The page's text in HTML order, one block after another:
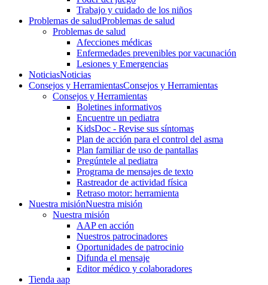
Trabajo y cuidado de los niños
Problemas de saludProblemas de salud
Problemas de salud
Afecciones médicas
Enfermedades prevenibles por vacunación
Lesiones y Emergencias
NoticiasNoticias
Consejos y HerramientasConsejos y Herramientas
Consejos y Herramientas
Boletines informativos
Encuentre un pediatra
KidsDoc - Revise sus síntomas
Plan de acción para el control del asma
Plan familiar de uso de pantallas
Pregúntele al pediatra
Programa de mensajes de texto
Rastre​​ador de activida​d física
Retraso motor: herramienta
Nuestra misiónNuestra misión
Nuestra misión
AAP en acción
Nuestros patrocinadores
Oportunidades de patrocinio
Difunda el mensaje
Editor médico y colaboradores
Tienda aap